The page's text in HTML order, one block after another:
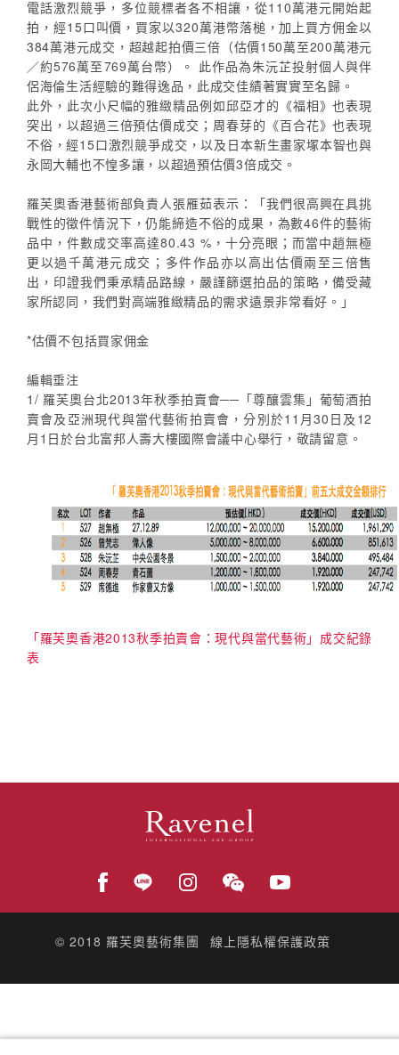
電話激烈競爭，多位競標者各不相讓，從110萬港元開始起
拍，經15口叫價，買家以320萬港幣落槌，加上買方佣金以
384萬港元成交，超越起拍價三倍（估價150萬至200萬港元
／約576萬至769萬台幣）。 此作品為朱沅芷投射個人與伴
侶海倫生活經驗的難得逸品，此成交佳績著實實至名歸。
此外，此次小尺幅的雅緻精品例如邱亞才的《福相》也表現
突出，以超過三倍預估價成交；周春芽的《百合花》也表現
不俗，經15口激烈競爭成交，以及日本新生畫家塚本智也與
永岡大輔也不惶多讓，以超過預估價3倍成交。
羅芙奧香港藝術部負責人張雁茹表示：「我們很高興在具挑
戰性的徵件情況下，仍能締造不俗的成果，為數46件的藝術
品中，件數成交率高達80.43 %，十分亮眼；而當中趙無極
更以過千萬港元成交；多件作品亦以高出估價兩至三倍售
出，印證我們秉承精品路線，嚴謹篩選拍品的策略，備受藏
家所認同，我們對高端雅緻精品的需求遠景非常看好。」
*估價不包括買家佣金
編輯垂注
1/ 羅芙奧台北2013年秋季拍賣會──「尊釀雲集」葡萄酒拍
賣會及亞洲現代與當代藝術拍賣會，分別於11月30日及12
月1日於台北富邦人壽大樓國際會議中心舉行，敬請留意。
「羅芙奧香港2013秋季拍賣會：現代與當代藝術」成交紀錄
表
© 2018 羅芙奧藝術集團 線上隱私權保護政策